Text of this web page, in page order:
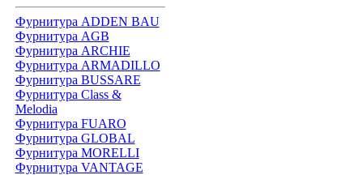
Фурнитура ADDEN BAU
Фурнитура AGB
Фурнитура ARCHIE
Фурнитура ARMADILLO
Фурнитура BUSSARE
Фурнитура Class &
Melodia
Фурнитура FUARO
Фурнитура GLOBAL
Фурнитура MORELLI
Фурнитура VANTAGE